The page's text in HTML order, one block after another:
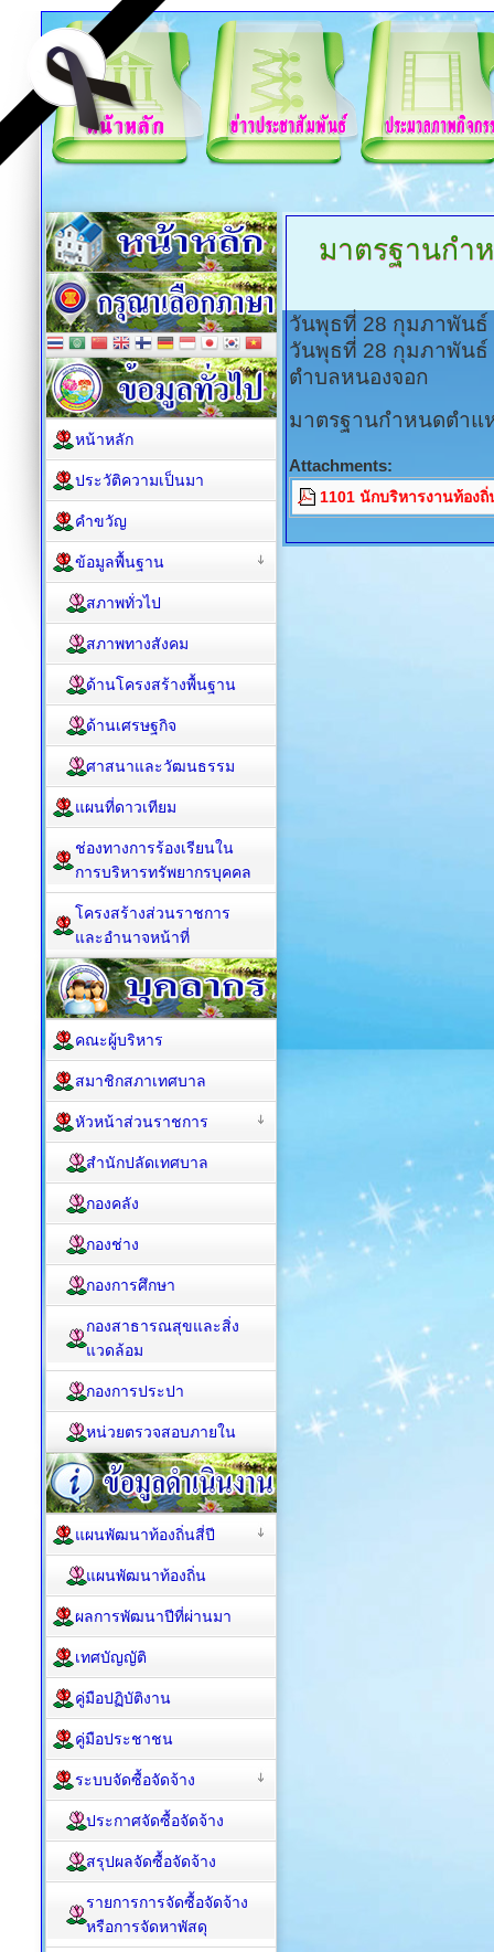
มาตรฐานกำ
วันพุธที่ 28 กุมภาพันธ์
วันพุธที่ 28 กุมภาพันธ์
ตำบลหนองจอก
มาตรฐานกำหนดตำแ
Attachments:
1101 นักบริหารงานท้อง
หน้าหลัก
ประวัติความเป็นมา
คำขวัญ
ข้อมูลพื้นฐาน
สภาพทั่วไป
สภาพทางสังคม
ด้านโครงสร้างพื้นฐาน
ด้านเศรษฐกิจ
ศาสนาและวัฒนธรรม
แผนที่ดาวเทียม
ช่องทางการร้องเรียนใน
การบริหารทรัพยากรบุคคล
โครงสร้างส่วนราชการ
และอำนาจหน้าที่
คณะผู้บริหาร
สมาชิกสภาเทศบาล
หัวหน้าส่วนราชการ
สำนักปลัดเทศบาล
กองคลัง
กองช่าง
กองการศึกษา
กองสาธารณสุขและสิ่ง
แวดล้อม
กองการประปา
หน่วยตรวจสอบภายใน
แผนพัฒนาท้องถิ่นสี่ปี
แผนพัฒนาท้องถิ่น
ผลการพัฒนาปีที่ผ่านมา
เทศบัญญัติ
คู่มือปฏิบัติงาน
คู่มือประชาชน
ระบบจัดซื้อจัดจ้าง
ประกาศจัดซื้อจัดจ้าง
สรุปผลจัดซื้อจัดจ้าง
รายการการจัดซื้อจัดจ้าง
หรือการจัดหาพัสดุ